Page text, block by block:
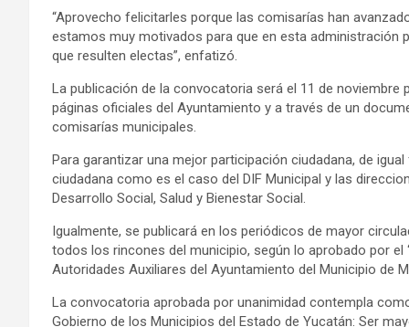
“Aprovecho felicitarles porque las comisarías han
estamos muy motivados para que en esta administración
que resulten electas”, enfatizó.
La publicación de la convocatoria será el 11 de
páginas oficiales del Ayuntamiento y a través de un
comisarías municipales.
Para garantizar una mejor participación ciudadana, de
ciudadana como es el caso del DIF Municipal y las
Desarrollo Social, Salud y Bienestar Social.
Igualmente, se publicará en los periódicos de mayor
todos los rincones del municipio, según lo aprobado por
Autoridades Auxiliares del Ayuntamiento del Municipio de
La convocatoria aprobada por unanimidad contempla
Gobierno de los Municipios del Estado de Yucatán: Ser